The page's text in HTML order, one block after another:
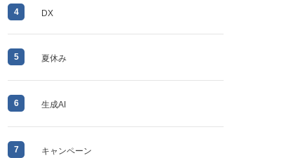
4 DX
5 夏休み
6 生成AI
7 キャンペーン